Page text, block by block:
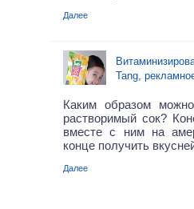
Далее
Tang,
Каким образом
растворимый сок?
вместе с ним на
конце получить
Далее